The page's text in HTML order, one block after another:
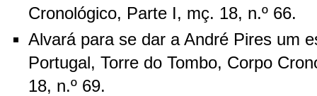
Cronológico, Parte I, mç. 18, n.º 66.
Alvará para se dar a André Pires um
Portugal, Torre do Tombo, Corpo
18, n.º 69.